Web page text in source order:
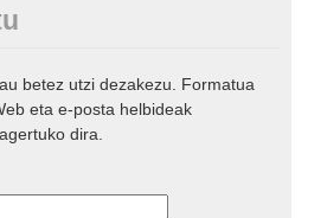
betez utzi dezakezu. Formatua
eta e-posta helbideak
dira.